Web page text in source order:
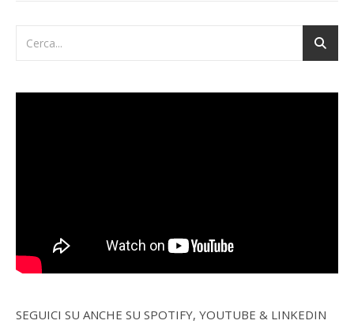
SEGUICI SU ANCHE SU SPOTIFY, YOUTUBE & LINKEDIN